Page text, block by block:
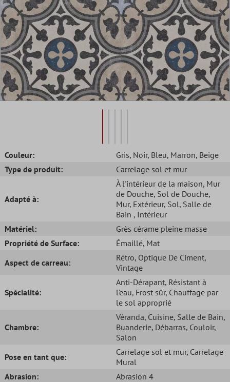
Couleur: Gris, Noir, Bleu, Marron, Beige
Type de produit:
Carrelage sol et mur
Adapté à:
À l'intérieur de la maison, Mur
de Douche, Sol de Douche,
Mur, Extérieur, Sol, Salle de
Bain , Intérieur
Matériel:
Grès cérame pleine masse
Propriété de Surface:
Émaillé, Mat
Aspect de carreau:
Rétro, Optique De Ciment,
Vintage
Spécialité:
Anti-Dérapant, Résistant à
l'eau, Frost sûr, Chauffage par
le sol approprié
Chambre:
Véranda, Cuisine, Salle de Bain,
Buanderie, Débarras, Couloir,
Salon
Pose en tant que:
Carrelage sol et mur, Carrelage
Mural
Abrasion:
Abrasion 4